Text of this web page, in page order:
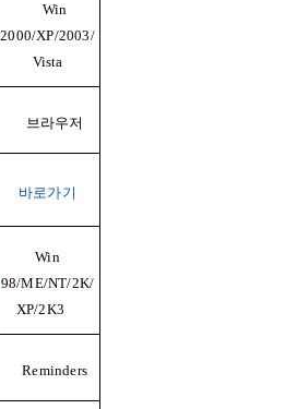
Win
2000/XP/2003/
Vista
브라우저
바로가기
Win
98/ME/NT/2K/
XP/2K3
Reminders